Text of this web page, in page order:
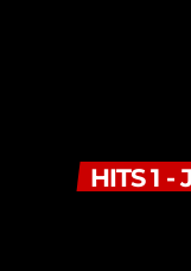
HITS 1 -